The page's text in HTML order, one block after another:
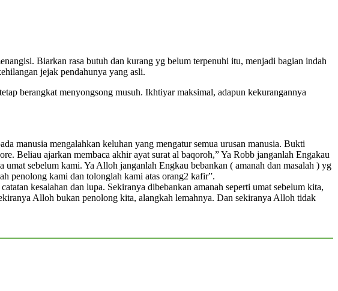
Biarkan rasa butuh dan kurang yg belum terpenuhi itu, menjadi bagian indah
jejak pendahunya yang asli.
berangkat menyongsong musuh. Ikhtiyar maksimal, adapun kekurangannya
manusia mengalahkan keluhan yang mengatur semua urusan manusia. Bukti
Beliau ajarkan membaca akhir ayat surat al baqoroh,” Ya Robb janganlah Engakau
sebelum kami. Ya Alloh janganlah Engkau bebankan ( amanah dan masalah ) yg
Engkaulah penolong kami dan tolonglah kami atas orang2 kafir”.
kesalahan dan lupa. Sekiranya dibebankan amanah seperti umat sebelum kita,
Alloh bukan penolong kita, alangkah lemahnya. Dan sekiranya Alloh tidak